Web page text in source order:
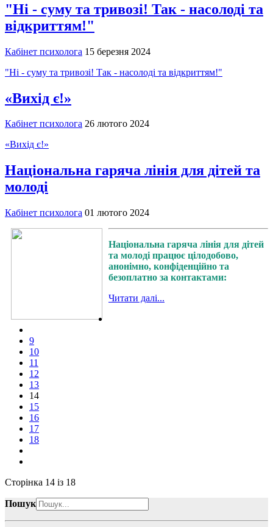
"Ні - суму та тривозі! Так - насолоді та
відкриттям!"
Кабінет психолога 15 березня 2024
"Ні - суму та тривозі! Так - насолоді та відкриттям!"
«Вихід є!»
Кабінет психолога 26 лютого 2024
«Вихід є!»
Національна гаряча лінія для дітей та
молоді
Кабінет психолога 01 лютого 2024
Національна гаряча лінія для дітей
та молоді працює цілодобово,
анонімно, конфіденційно та
безоплатно за контактами:
Читати далі...
9
10
11
12
13
14
15
16
17
18
Сторінка 14 із 18
Пошук